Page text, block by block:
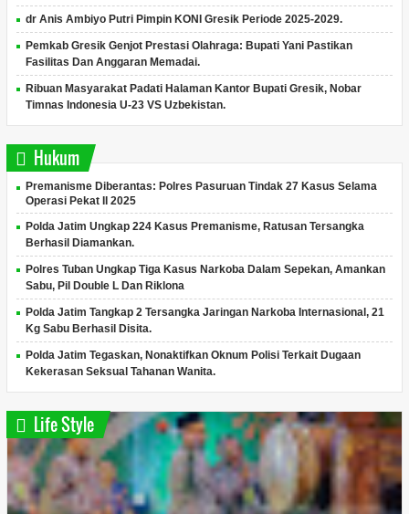
dr Anis Ambiyo Putri Pimpin KONI Gresik Periode 2025-2029.
Pemkab Gresik Genjot Prestasi Olahraga: Bupati Yani Pastikan
Fasilitas Dan Anggaran Memadai.
Ribuan Masyarakat Padati Halaman Kantor Bupati Gresik, Nobar
Timnas Indonesia U-23 VS Uzbekistan.
Hukum
Premanisme Diberantas: Polres Pasuruan Tindak 27 Kasus Selama
Operasi Pekat II 2025
Polda Jatim Ungkap 224 Kasus Premanisme, Ratusan Tersangka
Berhasil Diamankan.
Polres Tuban Ungkap Tiga Kasus Narkoba Dalam Sepekan, Amankan
Sabu, Pil Double L Dan Riklona
Polda Jatim Tangkap 2 Tersangka Jaringan Narkoba Internasional, 21
Kg Sabu Berhasil Disita.
Polda Jatim Tegaskan, Nonaktifkan Oknum Polisi Terkait Dugaan
Kekerasan Seksual Tahanan Wanita.
Life Style